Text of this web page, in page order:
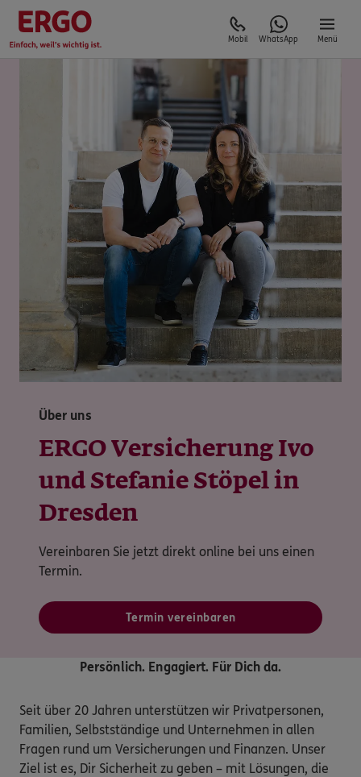
Mobil WhatsApp Menü
Über uns
ERGO Versicherung Ivo
und Stefanie Stöpel in
Dresden
Vereinbaren Sie jetzt direkt online bei uns einen
Termin.
Termin vereinbaren
Persönlich. Engagiert. Für Dich da.
Seit über 20 Jahren unterstützen wir Privatpersonen,
Familien, Selbstständige und Unternehmen in allen
Fragen rund um Versicherungen und Finanzen. Unser
Ziel ist es, Dir Sicherheit zu geben – mit Lösungen, die